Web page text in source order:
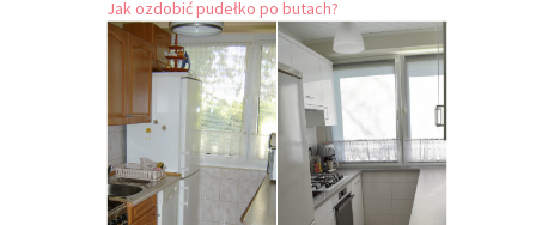
Jak ozdobić pudełko po butach?